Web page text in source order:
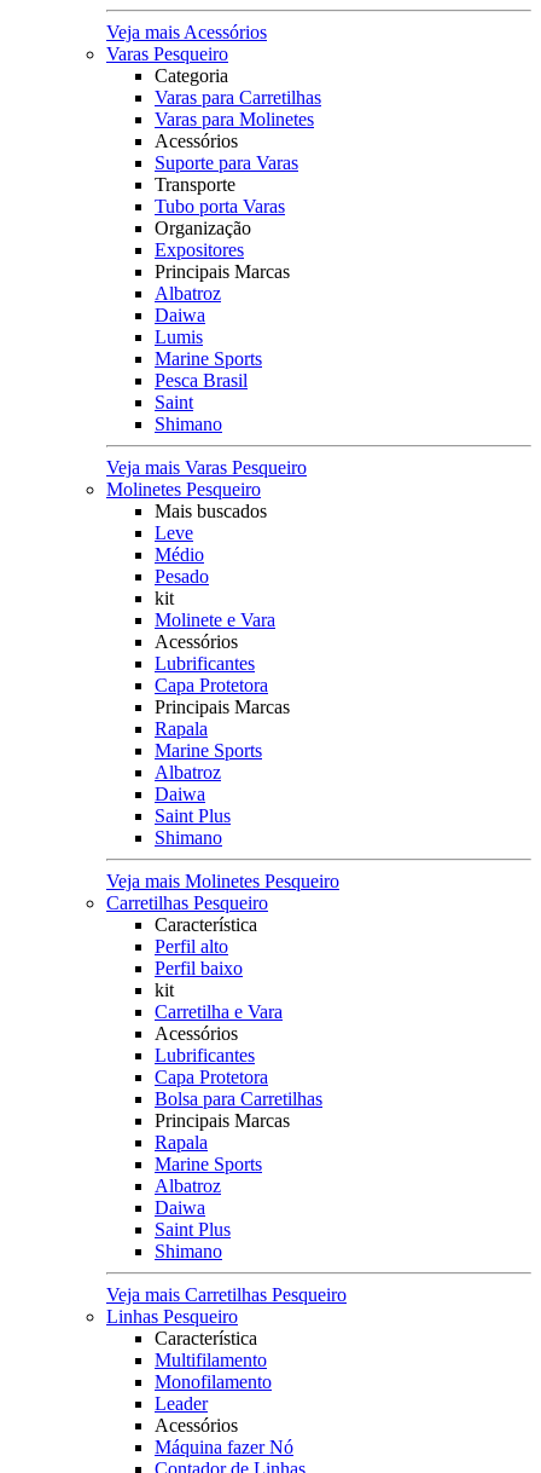
Veja mais Acessórios
Varas Pesqueiro
Categoria
Varas para Carretilhas
Varas para Molinetes
Acessórios
Suporte para Varas
Transporte
Tubo porta Varas
Organização
Expositores
Principais Marcas
Albatroz
Daiwa
Lumis
Marine Sports
Pesca Brasil
Saint
Shimano
Veja mais Varas Pesqueiro
Molinetes Pesqueiro
Mais buscados
Leve
Médio
Pesado
kit
Molinete e Vara
Acessórios
Lubrificantes
Capa Protetora
Principais Marcas
Rapala
Marine Sports
Albatroz
Daiwa
Saint Plus
Shimano
Veja mais Molinetes Pesqueiro
Carretilhas Pesqueiro
Característica
Perfil alto
Perfil baixo
kit
Carretilha e Vara
Acessórios
Lubrificantes
Capa Protetora
Bolsa para Carretilhas
Principais Marcas
Rapala
Marine Sports
Albatroz
Daiwa
Saint Plus
Shimano
Veja mais Carretilhas Pesqueiro
Linhas Pesqueiro
Característica
Multifilamento
Monofilamento
Leader
Acessórios
Máquina fazer Nó
Contador de Linhas